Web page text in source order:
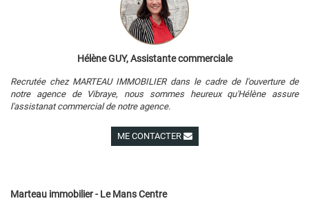
Hélène GUY, Assistante commerciale
Recrutée chez MARTEAU IMMOBILIER dans le cadre de l'ouverture de
notre agence de Vibraye, nous sommes heureux qu'Hélène assure
l'assistanat commercial de notre agence.
ME CONTACTER
Marteau immobilier - Le Mans Centre